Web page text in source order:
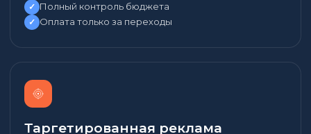
✓ Полный контроль бюджета
✓ Оплата только за переходы
Таргетированная реклама